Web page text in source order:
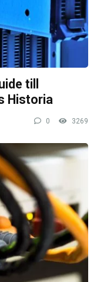
till
Historia
0 3269